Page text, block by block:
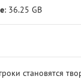
: 36.25 GB
становятся